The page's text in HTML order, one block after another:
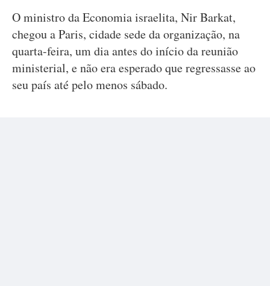
O ministro da Economia israelita, Nir Barkat,
chegou a Paris, cidade sede da organização, na
quarta-feira, um dia antes do início da reunião
ministerial, e não era esperado que regressasse ao
seu país até pelo menos sábado.